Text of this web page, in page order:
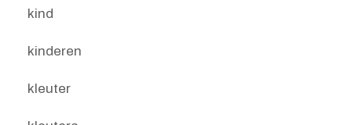
kind
kinderen
kleuter